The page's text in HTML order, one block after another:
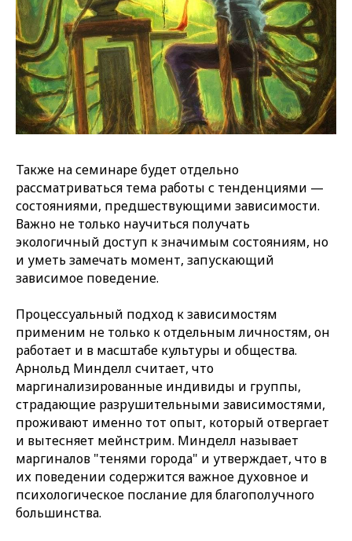
Также на семинаре будет отдельно
рассматриваться тема работы с тенденциями —
состояниями, предшествующими зависимости.
Важно не только научиться получать
экологичный доступ к значимым состояниям, но
и уметь замечать момент, запускающий
зависимое поведение.
Процессуальный подход к зависимостям
применим не только к отдельным личностям, он
работает и в масштабе культуры и общества.
Арнольд Минделл считает, что
маргинализированные индивиды и группы,
страдающие разрушительными зависимостями,
проживают именно тот опыт, который отвергает
и вытесняет мейнстрим. Минделл называет
маргиналов "тенями города" и утверждает, что в
их поведении содержится важное духовное и
психологическое послание для благополучного
большинства.